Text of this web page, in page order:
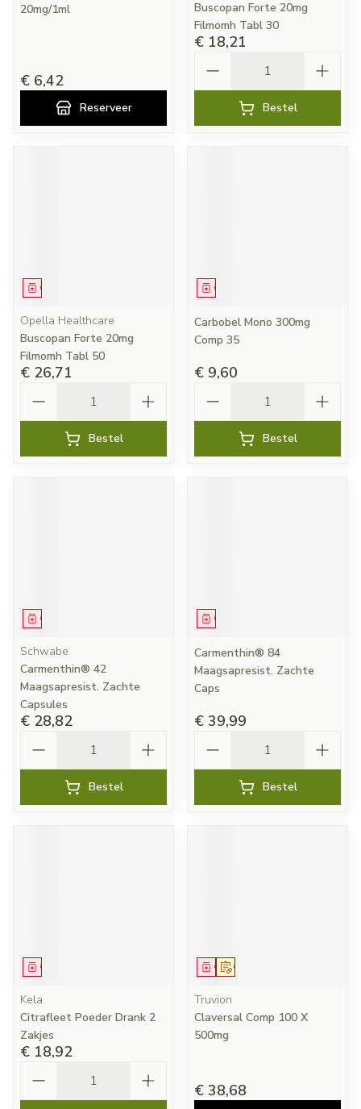
20mg/1ml
€ 6,42
Reserveer
Buscopan Forte 20mg
Filmomh Tabl 30
€ 18,21
Bestel
Geneesmiddel
Opella Healthcare
Buscopan Forte 20mg
Filmomh Tabl 50
€ 26,71
Bestel
Geneesmiddel
Carbobel Mono 300mg
Comp 35
€ 9,60
Bestel
Geneesmiddel
Schwabe
Carmenthin® 42
Maagsapresist. Zachte
Capsules
€ 28,82
Bestel
Geneesmiddel
Carmenthin® 84
Maagsapresist. Zachte
Caps
€ 39,99
Bestel
Geneesmiddel
Kela
Citrafleet Poeder Drank 2
Zakjes
€ 18,92
Op voorschrift
Geneesmiddel
Truvion
Claversal Comp 100 X
500mg
€ 38,68